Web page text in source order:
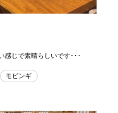
感じで素晴らしいです･･･
モビンギ